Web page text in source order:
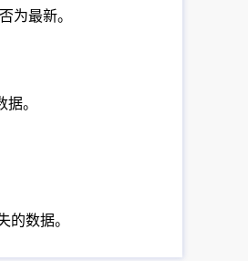
为最新。
。
的数据。